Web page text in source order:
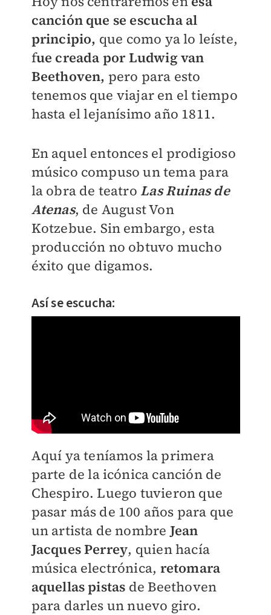
canción que se escucha al
principio, que como ya lo leíste,
fue creada por Ludwig van
Beethoven, pero para esto
tenemos que viajar en el tiempo
hasta el lejanísimo año 1811.
En aquel entonces el prodigioso
músico compuso un tema para
la obra de teatro Las Ruinas de
Atenas, de August Von
Kotzebue. Sin embargo, esta
producción no obtuvo mucho
éxito que digamos.
Así se escucha:
Aquí ya teníamos la primera
parte de la icónica canción de
Chespiro. Luego tuvieron que
pasar más de 100 años para que
un artista de nombre Jean
Jacques Perrey, quien hacía
música electrónica, retomara
aquellas pistas de Beethoven
para darles un nuevo giro.